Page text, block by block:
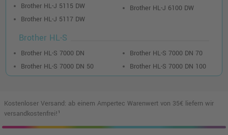
Brother HL-J 5115 DW
Brother HL-J 5117 DW
Brother HL-J 6100 DW
Brother HL-S
Brother HL-S 7000 DN
Brother HL-S 7000 DN 50
Brother HL-S 7000 DN 70
Brother HL-S 7000 DN 100
Kostenloser Versand: ab einem Ampertec Warenwert von 35€ liefern wir
versandkostenfrei!¹